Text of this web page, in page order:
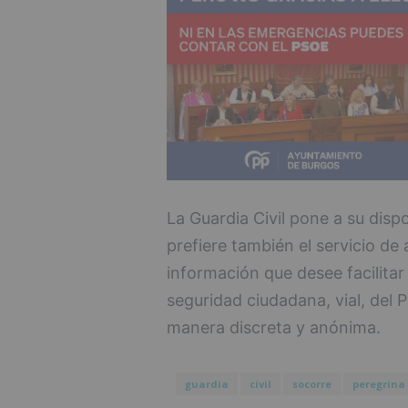
La Guardia Civil pone a su
prefiere también el servicio de
información que desee
seguridad ciudadana, vial, del
manera discreta y anónima.
guardia civil socorre peregrina